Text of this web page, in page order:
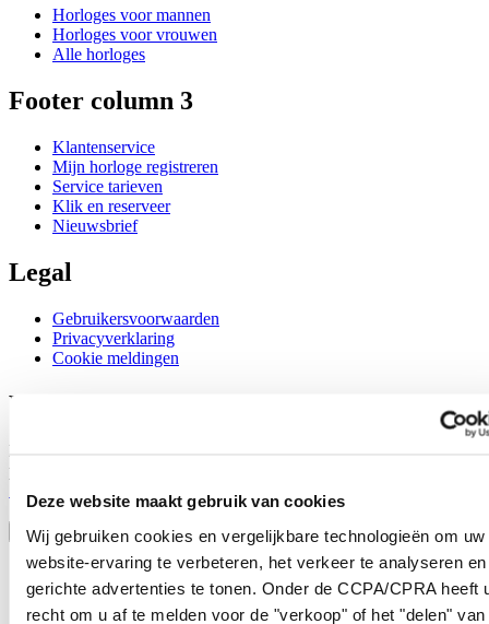
Deze website maakt gebruik van cookies
Wij gebruiken cookies en vergelijkbare technologieën om uw
website-ervaring te verbeteren, het verkeer te analyseren en
gerichte advertenties te tonen. Onder de CCPA/CPRA heeft
recht om u af te melden voor de "verkoop" of het "delen" van
Horloges voor mannen
Horloges voor vrouwen
Alle horloges
Footer column 3
Klantenservice
Mijn horloge registreren
Service tarieven
Klik en reserveer
Nieuwsbrief
Legal
Gebruikersvoorwaarden
Privacyverklaring
Cookie meldingen
Word lid van de CERTINA club
Meld je aan en ontvang exclusieve aanbiedingen en
productrecensies
Selecteer een land/regio
Taalkeuze
Austria
Belgium
Dutch